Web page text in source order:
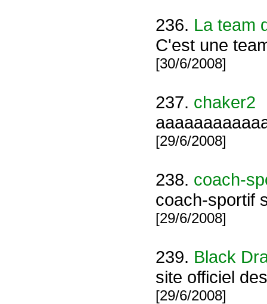
236. La team
C'est une
[30/6/2008]
237. chaker2
[29/6/2008]
238. coach-
coach-sportif
[29/6/2008]
239. Black
site officiel
[29/6/2008]